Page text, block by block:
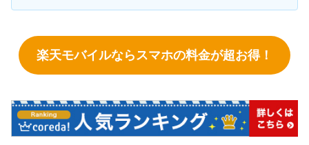
楽天モバイルならスマホの料金が超お得！